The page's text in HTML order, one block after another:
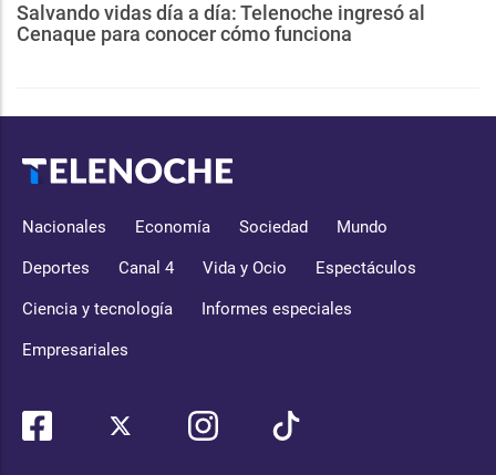
Salvando vidas día a día: Telenoche ingresó al
Cenaque para conocer cómo funciona
Nacionales Economía Sociedad Mundo
Deportes Canal 4 Vida y Ocio Espectáculos
Ciencia y tecnología Informes especiales
Empresariales